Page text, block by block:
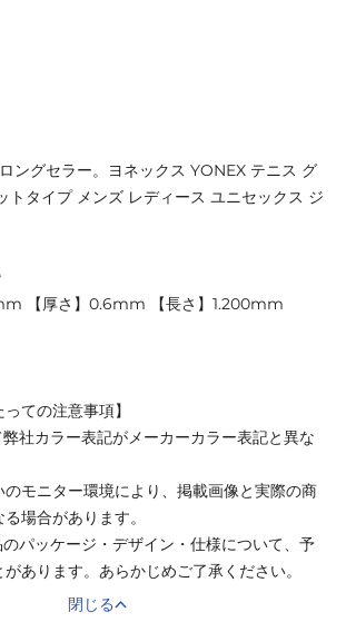
ングセラー。ヨネックス YONEX テニス グ
トタイプ メンズ レディース ユニセックス ジ
【厚さ】0.6mm 【長さ】1.200mm
ての注意事項】
社カラー表記がメーカーカラー表記と異な
モニター環境により、掲載画像と実際の商
場合があります。
パッケージ・デザイン・仕様について、予
あります。あらかじめご了承ください。
閉じる